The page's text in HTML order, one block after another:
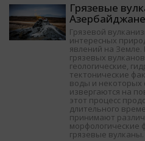
Грязевые
Азербайджане
Грязевой
интересных
явлений на
грязевых
геологические,
тектонические
воды и
извергаются на
этот процесс
длительного
принимают
морфологические
грязевые вулканы.